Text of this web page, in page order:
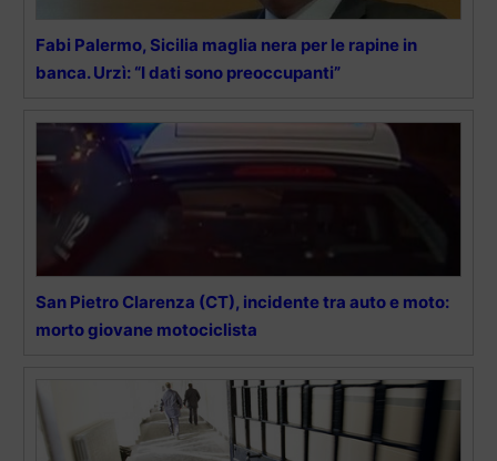
Fabi Palermo, Sicilia maglia nera per le rapine in
banca. Urzì: “I dati sono preoccupanti”
San Pietro Clarenza (CT), incidente tra auto e moto:
morto giovane motociclista